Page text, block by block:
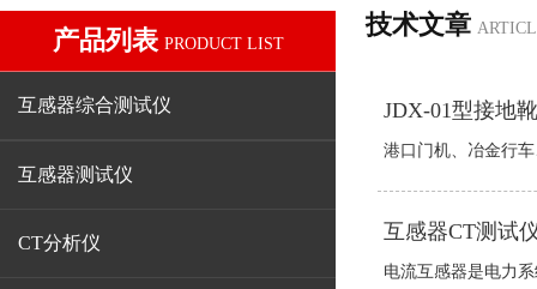
产品列表 PRODUCT LIST
互感器综合测试仪
互感器测试仪
CT分析仪
技术文章
JDX-01型接地
港口门机、冶金行
互感器CT测试
电流互感器是电力